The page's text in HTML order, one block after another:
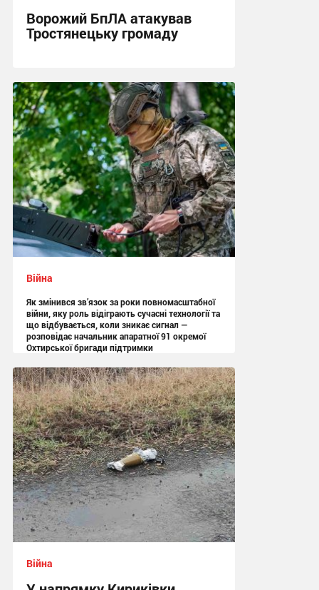
Ворожий БпЛА атакував
Тростянецьку громаду
11:26 сьогодні
Війна
Як змінився зв’язок за роки повномасштабної
війни, яку роль відіграють сучасні технології та
що відбувається, коли зникає сигнал —
розповідає начальник апаратної 91 окремої
Охтирської бригади підтримки
13:05 вчора
Війна